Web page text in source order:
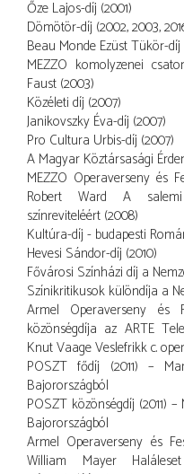
Őze Lajos-díj (2001)
Dömötör-díj (2002, 2003,
Beau Monde Ezüst Tükör-díj
MEZZO komolyzenei
Faust (2003)
Közéleti díj (2007)
Janikovszky Éva-díj (2007)
Pro Cultura Urbis-díj (2007)
A Magyar Köztársasági
MEZZO Operaverseny és
Robert Ward A
színreviteléért (2008)
Kultúra-díj - budapesti
Hevesi Sándor-díj (2010)
Fővárosi Színházi díj a
Színikritikusok különdíja a
Armel Operaverseny és
közönségdíja az ARTE
Knut Vaage Veslefrikk c.
POSZT fődíj (2011) –
Bajorországból
POSZT közönségdíj (2011)
Bajorországból
Armel Operaverseny és
William Mayer